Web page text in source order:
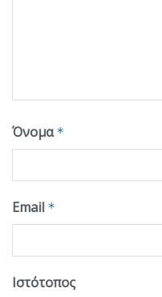
Όνομα *
Email *
Ιστότοπος